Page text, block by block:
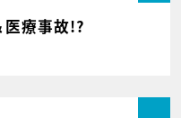
療事故!?